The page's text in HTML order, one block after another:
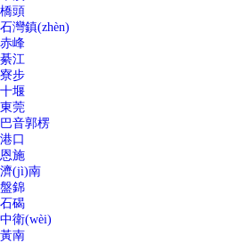
橋頭
石灣鎮(zhèn)
赤峰
綦江
寮步
十堰
東莞
巴音郭楞
港口
恩施
濟(jì)南
盤錦
石碣
中衛(wèi)
黃南